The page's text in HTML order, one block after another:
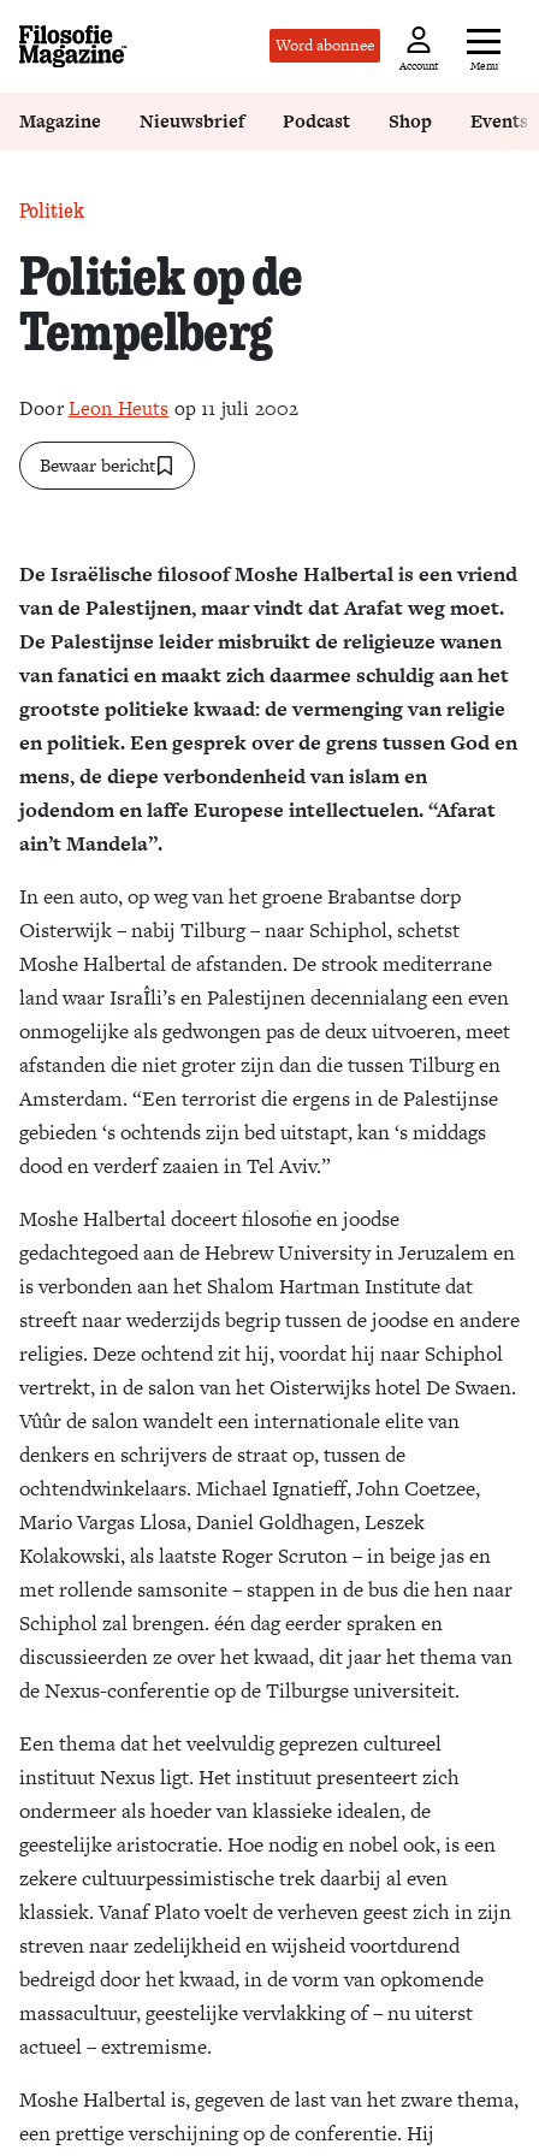
Word abonnee
Account Menu
Zoek
Magazine Nieuwsbrief Podcast Shop Events
Politiek
Politiek op de
Tempelberg
DoorLeon Heuts op 11 juli 2002
Bewaar bericht
De Israëlische filosoof Moshe Halbertal is een vriend
van de Palestijnen, maar vindt dat Arafat weg moet.
De Palestijnse leider misbruikt de religieuze wanen
van fanatici en maakt zich daarmee schuldig aan het
grootste politieke kwaad: de vermenging van religie
en politiek. Een gesprek over de grens tussen God en
mens, de diepe verbondenheid van islam en
jodendom en laffe Europese intellectuelen. “Afarat
ain’t Mandela”.
In een auto, op weg van het groene Brabantse dorp
Oisterwijk – nabij Tilburg – naar Schiphol, schetst
Moshe Halbertal de afstanden. De strook mediterrane
land waar IsraÎli’s en Palestijnen decennialang een even
onmogelijke als gedwongen pas de deux uitvoeren, meet
afstanden die niet groter zijn dan die tussen Tilburg en
Amsterdam. “Een terrorist die ergens in de Palestijnse
gebieden ‘s ochtends zijn bed uitstapt, kan ‘s middags
dood en verderf zaaien in Tel Aviv.”
Moshe Halbertal doceert filosofie en joodse
gedachtegoed aan de Hebrew University in Jeruzalem en
is verbonden aan het Shalom Hartman Institute dat
streeft naar wederzijds begrip tussen de joodse en andere
religies. Deze ochtend zit hij, voordat hij naar Schiphol
vertrekt, in de salon van het Oisterwijks hotel De Swaen.
Vûûr de salon wandelt een internationale elite van
denkers en schrijvers de straat op, tussen de
ochtendwinkelaars. Michael Ignatieff, John Coetzee,
Mario Vargas Llosa, Daniel Goldhagen, Leszek
Kolakowski, als laatste Roger Scruton – in beige jas en
met rollende samsonite – stappen in de bus die hen naar
Schiphol zal brengen. één dag eerder spraken en
discussieerden ze over het kwaad, dit jaar het thema van
de Nexus-conferentie op de Tilburgse universiteit.
Een thema dat het veelvuldig geprezen cultureel
instituut Nexus ligt. Het instituut presenteert zich
ondermeer als hoeder van klassieke idealen, de
geestelijke aristocratie. Hoe nodig en nobel ook, is een
zekere cultuurpessimistische trek daarbij al even
klassiek. Vanaf Plato voelt de verheven geest zich in zijn
streven naar zedelijkheid en wijsheid voortdurend
bedreigd door het kwaad, in de vorm van opkomende
massacultuur, geestelijke vervlakking of – nu uiterst
actueel – extremisme.
Moshe Halbertal is, gegeven de last van het zware thema,
een prettige verschijning op de conferentie. Hij